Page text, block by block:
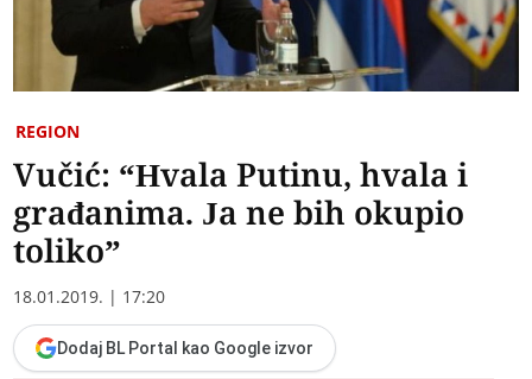
REGION
Vučić: “Hvala Putinu, hvala i
građanima. Ja ne bih okupio
toliko”
18.01.2019. | 17:20
Dodaj BL Portal kao Google izvor